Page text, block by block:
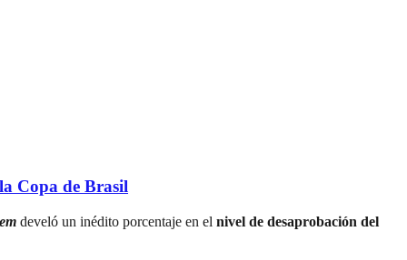
Copa de Brasil
develó un inédito porcentaje en el nivel de desaprobación del